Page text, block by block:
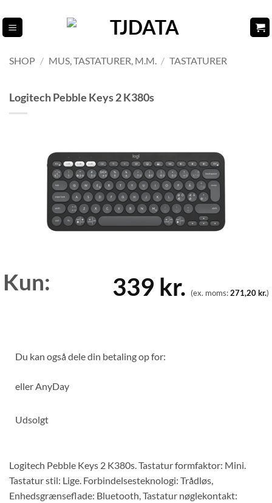
til
indhold
SHOP / MUS, TASTATURER, M.M. / TASTATURER
Logitech Pebble Keys 2 K380s
Kun: 339 kr. (ex. moms:271,20kr.)
Du kan også dele din betaling op for:
eller AnyDay
Udsolgt
Logitech Pebble Keys 2 K380s. Tastatur formfaktor: Mini.
Tastatur stil: Lige. Forbindelsesteknologi: Trådløs,
Enhedsgrænseflade: Bluetooth, Tastatur nøglekontakt: